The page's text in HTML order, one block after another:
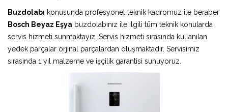
Buzdolabı konusunda profesyonel teknik kadromuz ile beraber
Bosch Beyaz Eşya buzdolabınız ile ilgili tüm teknik konularda
servis hizmeti sunmaktayız. Servis hizmeti sırasında kullanılan
yedek parçalar orjinal parçalardan oluşmaktadır. Servisimiz
sırasında 1 yıl malzeme ve işçilik garantisi sunuyoruz.